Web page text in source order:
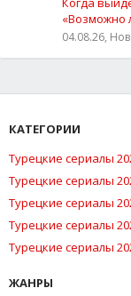
«Возможно
04.08.26,
КАТЕГОРИИ
Турецкие сериалы
Турецкие сериалы
Турецкие сериалы
Турецкие сериалы
Турецкие сериалы
ЖАНРЫ